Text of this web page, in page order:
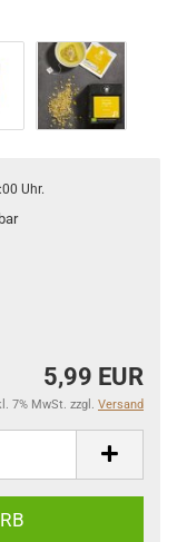
Uhr.
5,99 EUR
7% MwSt. zzgl. Versand